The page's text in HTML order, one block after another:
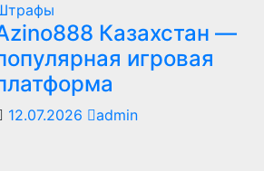
Казахстан —
игровая
12.07.2026 admin